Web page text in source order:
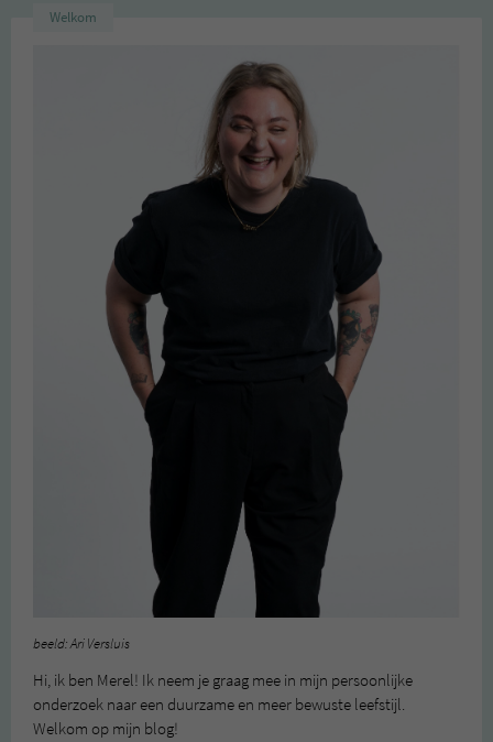
Welkom
beeld: Ari Versluis
Hi, ik ben Merel! Ik neem je graag mee in mijn persoonlijke
onderzoek naar een duurzame en meer bewuste leefstijl.
Welkom op mijn blog!